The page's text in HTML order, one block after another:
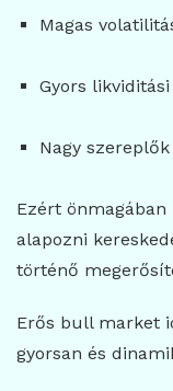
Magas
Gyors
Nagy
Ezért
alapozni
történő
Erős bull market
gyorsan és